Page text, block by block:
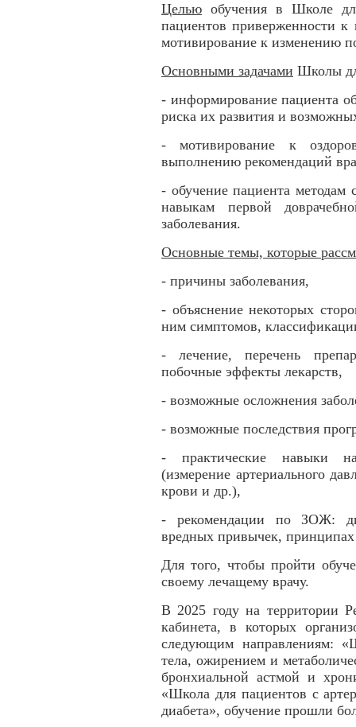
Целью обучения в Школе
пациентов приверженности
мотивирование к изменению
Основными задачами Школы
- информирование пациента
риска их развития и
- мотивирование к
выполнению рекомендаций
- обучение пациента методам
навыкам первой
заболевания.
Основные темы, которые
- причины заболевания,
- объяснение некоторых
ним симптомов,
- лечение, перечень
побочные эффекты лекарств,
- возможные осложнения
- возможные последствия
- практические навыки
(измерение артериального
крови и др.),
- рекомендации по ЗОЖ:
вредных привычек,
Для того, чтобы пройти
своему лечащему врачу.
В 2025 году на территории
кабинета, в которых
следующим направлениям:
тела, ожирением и
бронхиальной астмой и
«Школа для пациентов с
диабета», обучение прошли